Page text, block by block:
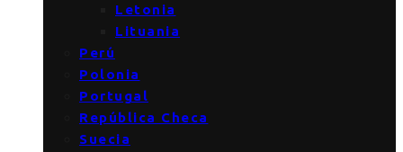
Letonia
Lituania
Perú
Polonia
Portugal
República Checa
Suecia